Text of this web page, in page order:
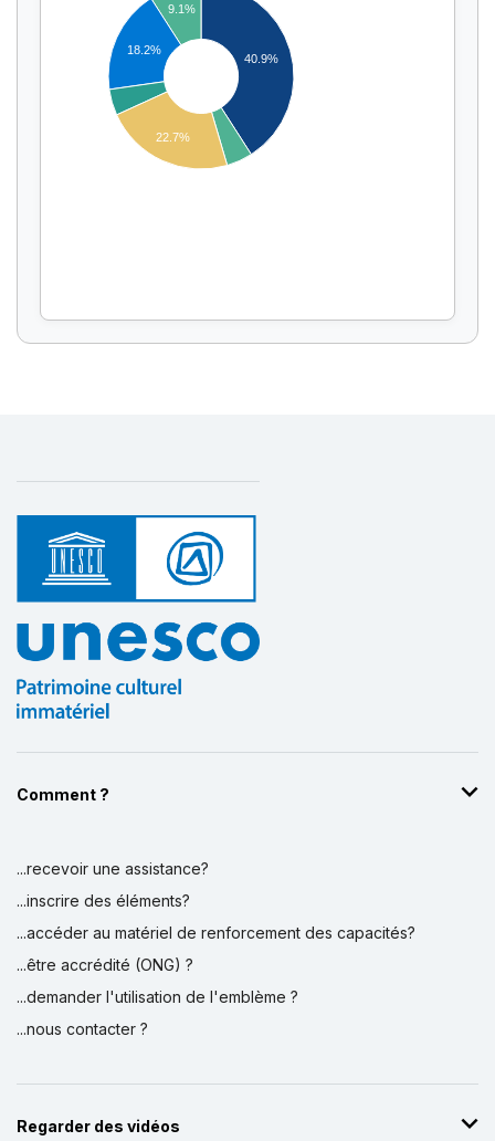
Affichage par
40.9%
9.1%
18.2%
22.7%
Comment ?
...recevoir une assistance?
...inscrire des éléments?
...accéder au matériel de renforcement des capacités?
...être accrédité (ONG) ?
...demander l'utilisation de l'emblème ?
...nous contacter ?
Regarder des vidéos